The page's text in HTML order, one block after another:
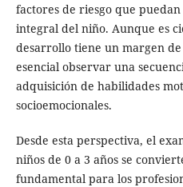
factores de riesgo que
integral del niño. Aunque es
desarrollo tiene un margen
esencial observar una
adquisición de habilidades
socioemocionales.
Desde esta perspectiva, el
niños de 0 a 3 años se
fundamental para los